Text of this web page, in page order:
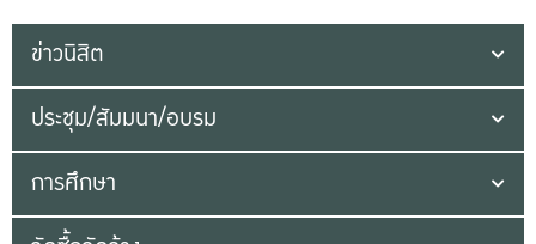
ข่าวนิสิต
ประชุม/สัมมนา/อบรม
การศึกษา